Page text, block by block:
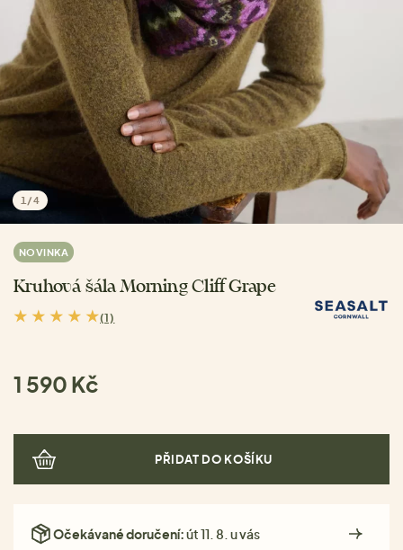
1 /4
NOVINKA
Kruhová šála Morning Cliff Grape
(1)
1 590 Kč
PŘIDAT DO KOŠÍKU
Očekávané doručení:út 11. 8. u vás